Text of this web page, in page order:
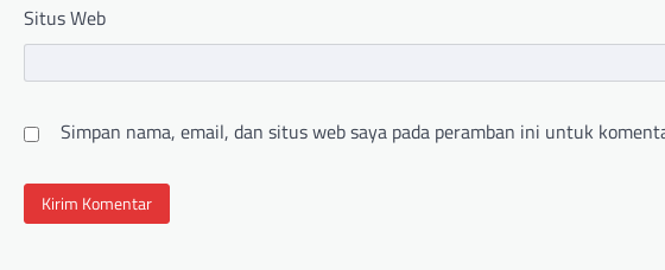
Situs Web
Simpan nama, email, dan situs web saya pada peramban ini untuk